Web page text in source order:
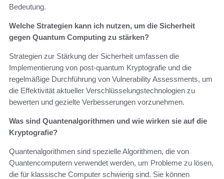
Bedeutung.
Welche Strategien kann ich nutzen, um die Sicherheit
gegen Quantum Computing zu stärken?
Strategien zur Stärkung der Sicherheit umfassen die
Implementierung von post-quantum Kryptografie und die
regelmäßige Durchführung von Vulnerability Assessments, um
die Effektivität aktueller Verschlüsselungstechnologien zu
bewerten und gezielte Verbesserungen vorzunehmen.
Was sind Quantenalgorithmen und wie wirken sie auf die
Kryptografie?
Quantenalgorithmen sind spezielle Algorithmen, die von
Quantencomputern verwendet werden, um Probleme zu lösen,
die für klassische Computer schwierig sind. Sie können